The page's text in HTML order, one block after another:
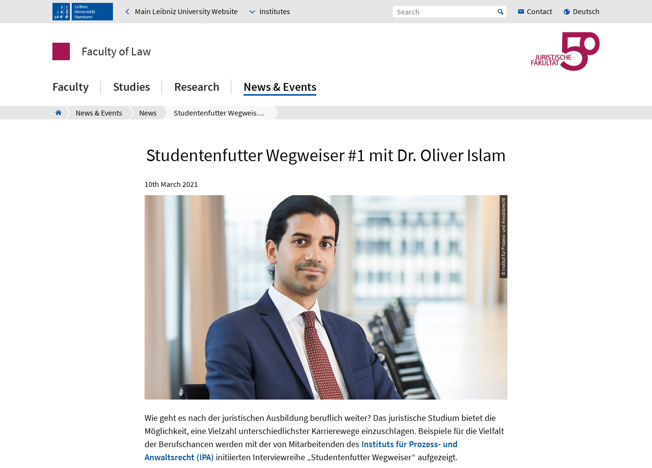
Main Leibniz University Website Institutes Contact Deutsch
Faculty of Law
Faculty Studies Research News & Events
News & Events News Studentenfutter Wegweiser #1 mit Dr. Oliver Islam
Studentenfutter Wegweiser #1 mit Dr. Oliver Islam
10th March 2021
© Institut für Prozess- und Anwaltsrecht
Wie geht es nach der juristischen Ausbildung beruflich weiter? Das juristische Studium bietet die
Möglichkeit, eine Vielzahl unterschiedlichster Karrierewege einzuschlagen. Beispiele für die Vielfalt
der Berufschancen werden mit der von Mitarbeitenden des Instituts für Prozess- und
Anwaltsrecht (IPA) initiierten Interviewreihe „Studentenfutter Wegweiser“ aufgezeigt.